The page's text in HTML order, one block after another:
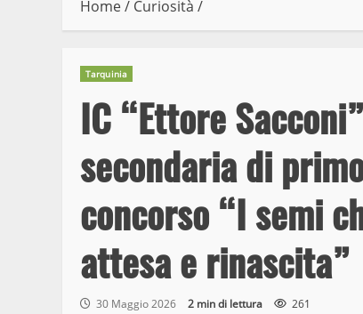
Home/ Curiosità /
Tarquinia
IC “Ettore
secondaria di
concorso “I semi
attesa e rinascita”
30 Maggio 2026 2 min di lettura 261